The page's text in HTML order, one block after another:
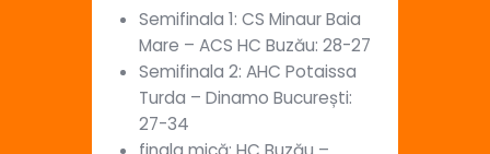
Semifinala 1: CS Minaur Baia
Mare – ACS HC Buzău: 28-27
Semifinala 2: AHC Potaissa
Turda – Dinamo București:
27-34